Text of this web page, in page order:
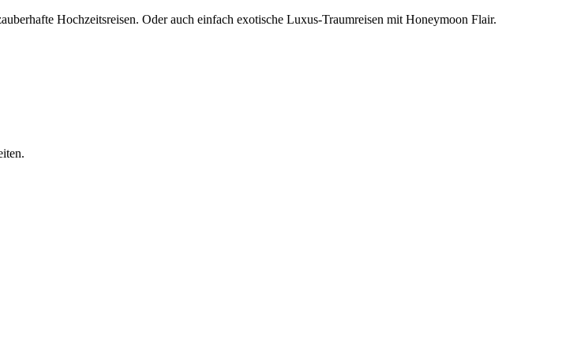
Hochzeitsreisen. Oder auch einfach exotische Luxus-Traumreisen mit Honeymoon Flair.